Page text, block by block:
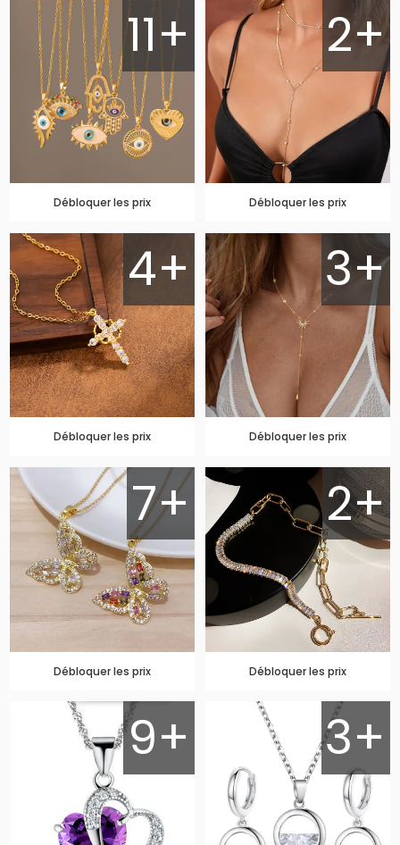
11+
Débloquer les prix
2+
Débloquer les prix
4+
Débloquer les prix
3+
Débloquer les prix
7+
Débloquer les prix
2+
Débloquer les prix
9+ 3+